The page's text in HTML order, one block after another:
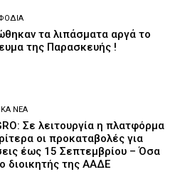
τα λιπάσματα αργά το
της Παρασκευής !
ΝΈΑ
Σε λειτουργία η πλατφόρμα
οι προκαταβολές για
έως 15 Σεπτεμβρίου – Όσα
διοικητής της ΑΑΔΕ